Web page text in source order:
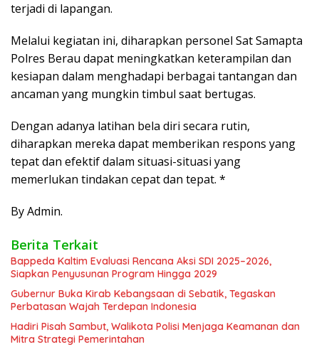
terjadi di lapangan.
Melalui kegiatan ini, diharapkan personel Sat Samapta
Polres Berau dapat meningkatkan keterampilan dan
kesiapan dalam menghadapi berbagai tantangan dan
ancaman yang mungkin timbul saat bertugas.
Dengan adanya latihan bela diri secara rutin,
diharapkan mereka dapat memberikan respons yang
tepat dan efektif dalam situasi-situasi yang
memerlukan tindakan cepat dan tepat. *
By Admin.
Berita Terkait
Bappeda Kaltim Evaluasi Rencana Aksi SDI 2025–2026,
Siapkan Penyusunan Program Hingga 2029
Gubernur Buka Kirab Kebangsaan di Sebatik, Tegaskan
Perbatasan Wajah Terdepan Indonesia
Hadiri Pisah Sambut, Walikota Polisi Menjaga Keamanan dan
Mitra Strategi Pemerintahan